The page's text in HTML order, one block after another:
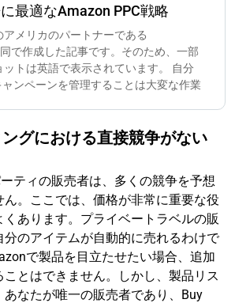
最適なAmazon PPC戦略
アメリカのパートナーである
で作成した記事です。そのため、一部
トは英語で表示されています。 自分
ンペーンを管理することは大変な作業
グにおける直接競争がない
ティの販売者は、多くの競争を予想
ん。ここでは、価格が非常に重要な役
あります。プライベートラベルの販
のアイテムが自動的に売れるわけで
で製品を目立たせたい場合、追加
とはできません。しかし、製品リス
あなたが唯一の販売者であり、Buy